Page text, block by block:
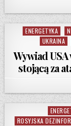
Posted in
ENERGETYKA
UKRAINA
Wywiad
stojącą za
ROSYJSKA